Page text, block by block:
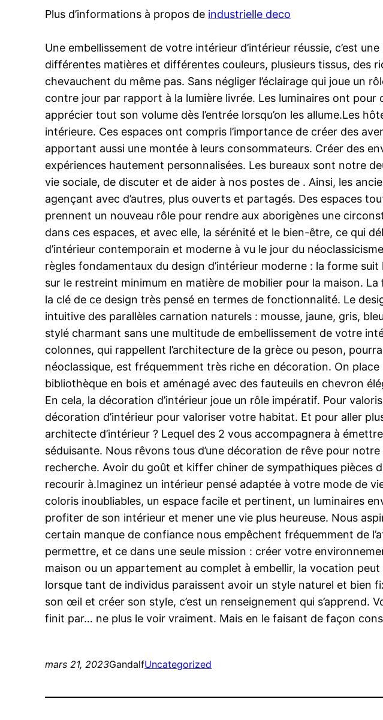
Plus d’informations à propos de industrielle deco
Une embellissement de votre intérieur d’intérieur réussie, c’est
différentes matières et différentes couleurs, plusieurs tissus, des
chevauchent du même pas. Sans négliger l’éclairage qui joue un
contre jour par rapport à la lumière livrée. Les luminaires ont
apprécier tout son volume dès l’entrée lorsqu’on les allume.Les
intérieure. Ces espaces ont compris l’importance de créer des
apportant aussi une montée à leurs consommateurs. Créer des
expériences hautement personnalisées. Les bureaux sont notre
vie sociale, de discuter et de aider à nos postes de . Ainsi, les
agençant avec d’autres, plus ouverts et partagés. Des espaces
prennent un nouveau rôle pour rendre aux aborigènes une
dans ces espaces, et avec elle, la sérénité et le bien-être, ce qui
d’intérieur contemporain et moderne à vu le jour du
règles fondamentaux du design d’intérieur moderne : la forme
sur le restreint minimum en matière de mobilier pour la maison.
la clé de ce design très pensé en termes de fonctionnalité. Le
intuitive des parallèles carnation naturels : mousse, jaune, gris,
stylé charmant sans une multitude de embellissement de votre
colonnes, qui rappellent l’architecture de la grèce ou peson,
néoclassique, est fréquemment très riche en décoration. On
bibliothèque en bois et aménagé avec des fauteuils en chevron
En cela, la décoration d’intérieur joue un rôle impératif. Pour
décoration d’intérieur pour valoriser votre habitat. Et pour aller
architecte d’intérieur ? Lequel des 2 vous accompagnera à
séduisante. Nous rêvons tous d’une décoration de rêve pour
recherche. Avoir du goût et kiffer chiner de sympathiques pièces
recourir à.Imaginez un intérieur pensé adaptée à votre mode de
coloris inoubliables, un espace facile et pertinent, un luminaires
profiter de son intérieur et mener une vie plus heureuse. Nous
certain manque de confiance nous empêchent fréquemment de
permettre, et ce dans une seule mission : créer votre
maison ou un appartement au complet à embellir, la vocation
lorsque tant de individus paraissent avoir un style naturel et bien
son œil et créer son style, c’est un renseignement qui s’apprend.
finit par… ne plus le voir vraiment. Mais en le faisant de façon
mars 21, 2023GandalfUncategorized